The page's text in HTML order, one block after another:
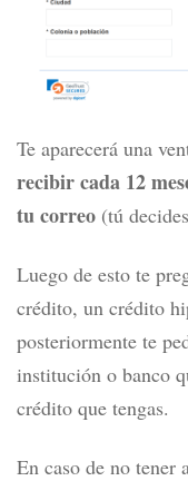
Te aparecerá una
recibir cada 12
tu correo (tú
Luego de esto te
crédito, un crédito
posteriormente te
institución o banco
crédito que tengas.
En caso de no tener